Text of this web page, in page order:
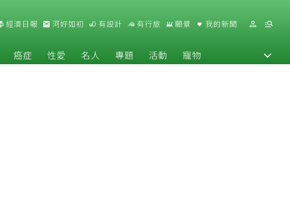
經濟日報 河好如初 有設計 有行旅 願景 我的新聞
癌症 性愛 名人 專題 活動 寵物